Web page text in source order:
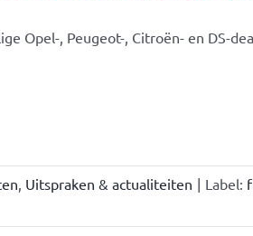
Opel-, Peugeot-, Citroën- en DS-
, Uitspraken & actualiteiten | Label: